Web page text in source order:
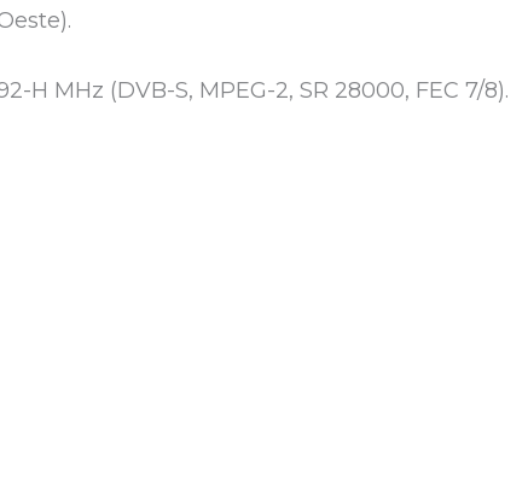
H MHz (DVB-S, MPEG-2, SR 28000, FEC 7/8).